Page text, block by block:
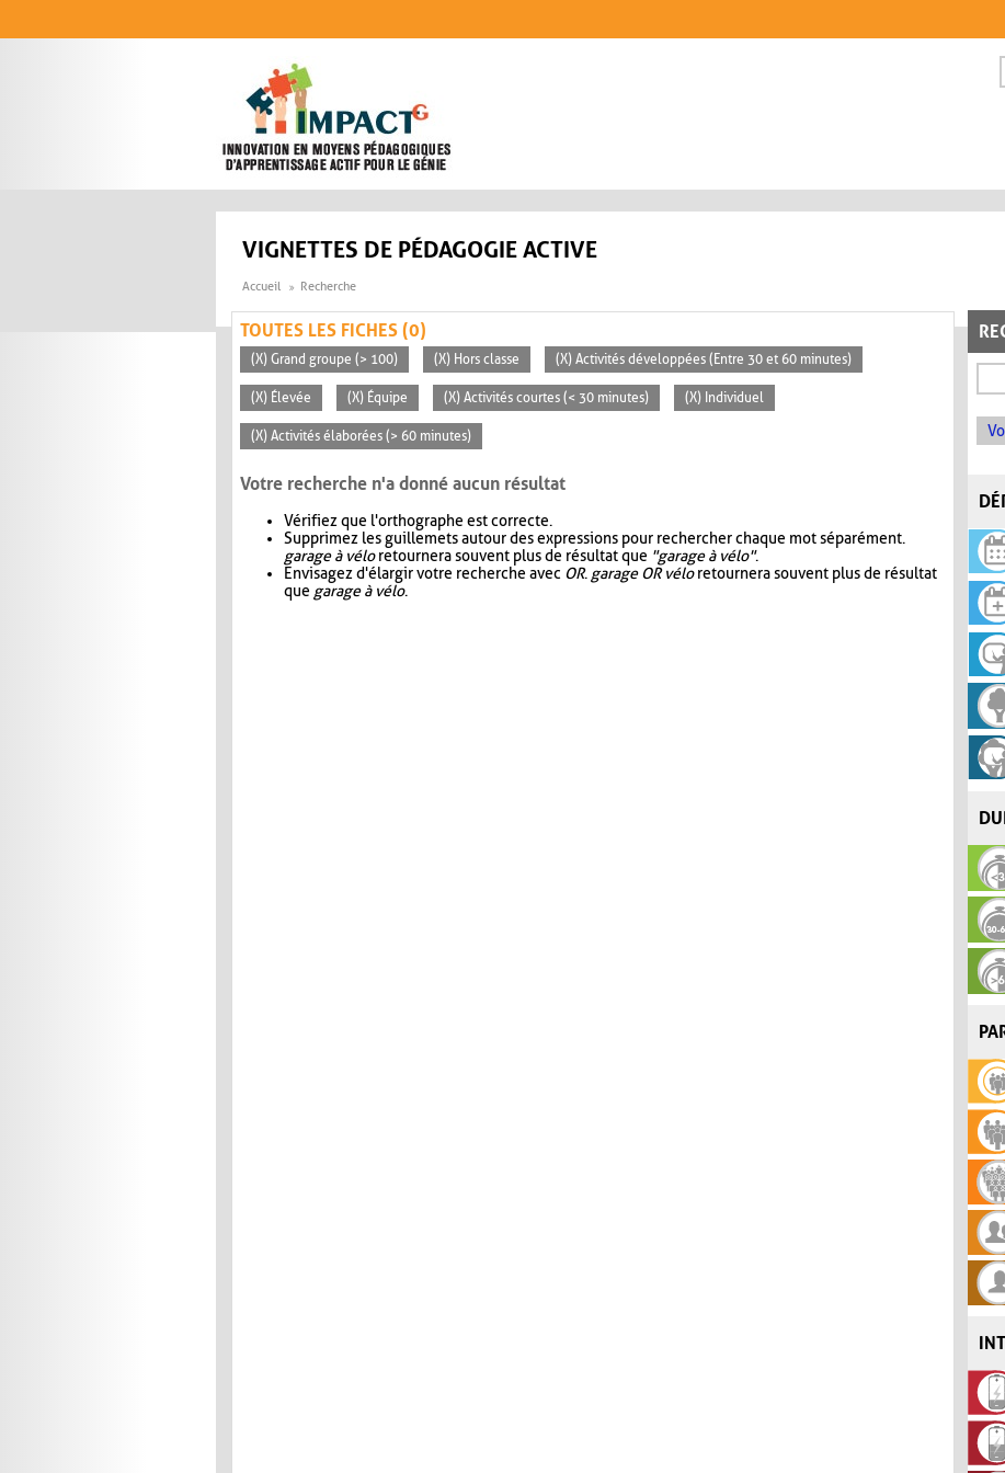
VIGNETTES DE PÉDAGOGIE ACTIVE
Accueil Recherche
TOUTES LES FICHES (0)
(X) Grand groupe (> 100) (X) Hors classe (X) Activités développées (Entre 30 et 60 minutes)
(X) Élevée (X) Équipe (X) Activités courtes (< 30 minutes) (X) Individuel
(X) Activités élaborées (> 60 minutes)
Votre recherche n'a donné aucun résultat
Vérifiez que l'orthographe est correcte.
Supprimez les guillemets autour des expressions pour rechercher chaque mot séparément.
garage à véloretournera souvent plus de résultat que "garage à vélo".
Envisagez d'élargir votre recherche avec OR. garage OR véloretournera souvent plus de résultat
que garage à vélo.